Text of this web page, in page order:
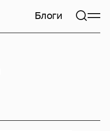
Блоги